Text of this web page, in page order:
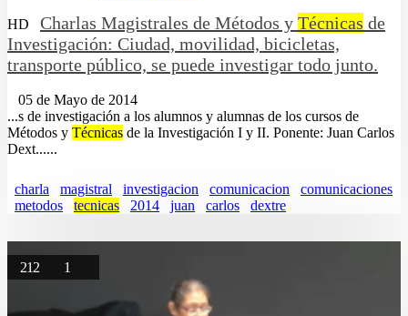
HD Charlas Magistrales de Métodos y Técnicas de
Investigación: Ciudad, movilidad, bicicletas,
transporte público, se puede investigar todo junto.
05 de Mayo de 2014
...s de investigación a los alumnos y alumnas de los cursos de
Métodos y Técnicas de la Investigación I y II. Ponente: Juan Carlos
Dext......
charla magistral investigacion comunicacion
comunicaciones
metodos
tecnicas 2014 juan carlos dextre
212 1